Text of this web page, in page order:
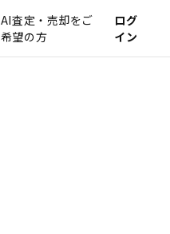
AI査定・売却をご
希望の方
ログ
イン